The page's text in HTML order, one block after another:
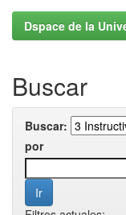
Dspace de la
Buscar
Buscar:
por